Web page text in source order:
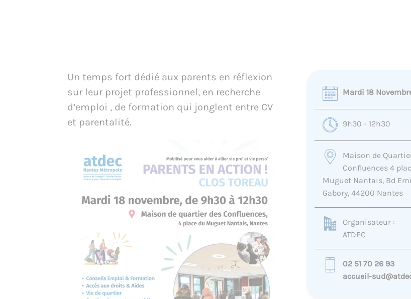
Un temps fort dédié aux parents en réflexion
sur leur projet professionnel, en recherche
d’emploi , de formation qui jonglent entre CV
et parentalité.
Mardi 18
9h30 - 12h30
Maison de
Confluences 4
Muguet Nantais, Bd
Gabory, 44200 Nantes
Organisateur :
ATDEC
02 51 70 26 93
accueil-